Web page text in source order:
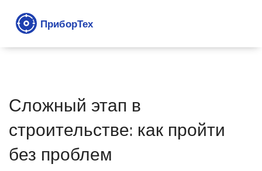
Сложный этап в
строительстве: как пройти
без проблем